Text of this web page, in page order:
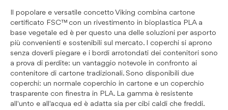
Il popolare e versatile concetto Viking combina cartone
certificato FSC™ con un rivestimento in bioplastica PLA a
base vegetale ed è per questo una delle soluzioni per asporto
più convenienti e sostenibili sul mercato. I coperchi si aprono
senza doverli piegare e i bordi arrotondati dei contenitori sono
a prova di perdite: un vantaggio notevole in confronto ai
contenitore di cartone tradizionali. Sono disponibili due
coperchi: un normale coperchio in cartone e un coperchio
trasparente con finestra in PLA. La gamma è resistente
all'unto e all'acqua ed è adatta sia per cibi caldi che freddi.